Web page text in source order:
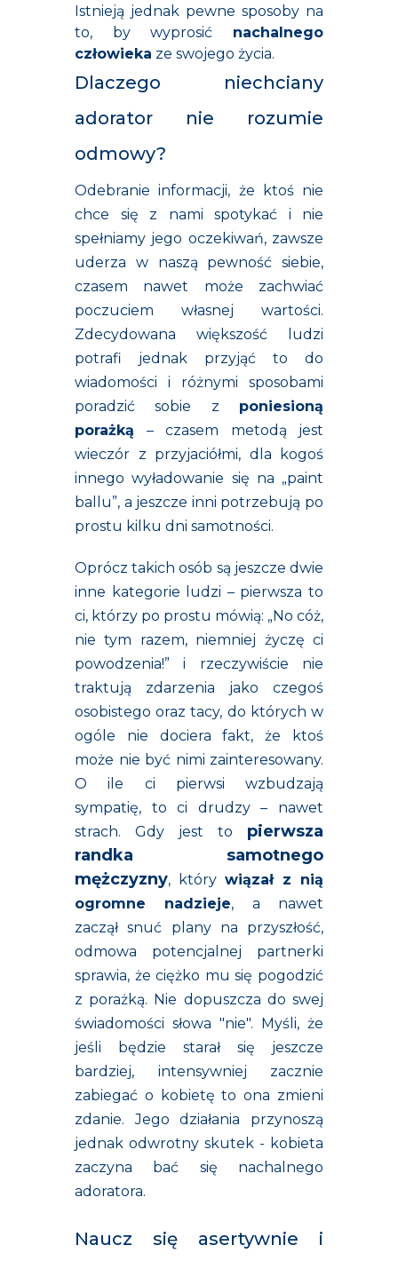
Istnieją jednak pewne sposoby na
to, by wyprosić nachalnego
człowieka ze swojego życia.
Dlaczego niechciany
adorator nie rozumie
odmowy?
Odebranie informacji, że ktoś nie
chce się z nami spotykać i nie
spełniamy jego oczekiwań, zawsze
uderza w naszą pewność siebie,
czasem nawet może zachwiać
poczuciem własnej wartości.
Zdecydowana większość ludzi
potrafi jednak przyjąć to do
wiadomości i różnymi sposobami
poradzić sobie z poniesioną
porażką – czasem metodą jest
wieczór z przyjaciółmi, dla kogoś
innego wyładowanie się na „paint
ballu”, a jeszcze inni potrzebują po
prostu kilku dni samotności.
Oprócz takich osób są jeszcze dwie
inne kategorie ludzi – pierwsza to
ci, którzy po prostu mówią: „No cóż,
nie tym razem, niemniej życzę ci
powodzenia!” i rzeczywiście nie
traktują zdarzenia jako czegoś
osobistego oraz tacy, do których w
ogóle nie dociera fakt, że ktoś
może nie być nimi zainteresowany.
O ile ci pierwsi wzbudzają
sympatię, to ci drudzy – nawet
strach. Gdy jest to pierwsza
randka samotnego
mężczyzny, który wiązał z nią
ogromne nadzieje, a nawet
zaczął snuć plany na przyszłość,
odmowa potencjalnej partnerki
sprawia, że ciężko mu się pogodzić
z porażką. Nie dopuszcza do swej
świadomości słowa "nie". Myśli, że
jeśli będzie starał się jeszcze
bardziej, intensywniej zacznie
zabiegać o kobietę to ona zmieni
zdanie. Jego działania przynoszą
jednak odwrotny skutek - kobieta
zaczyna bać się nachalnego
adoratora.
Naucz się asertywnie i